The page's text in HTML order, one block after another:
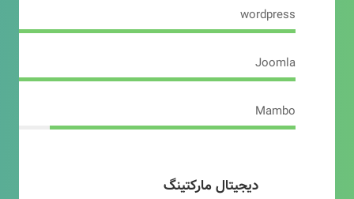
wordpress
Joomla
Mambo
دیجیتال مارکتینگ